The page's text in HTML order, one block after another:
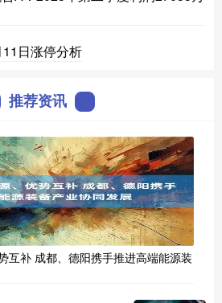
日涨停分析
推荐资讯
互补 成都、德阳携手推进高端能源装